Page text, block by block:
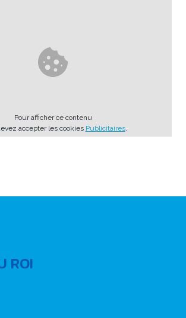
Pour afficher ce contenu
accepter les cookies Publicitaires.
ROI